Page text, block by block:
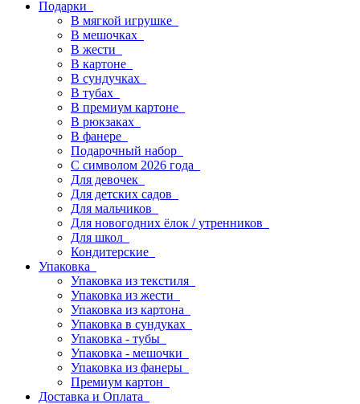
Подарки
В мягкой игрушке
В мешочках
В жести
В картоне
В сундучках
В тубах
В премиум картоне
В рюкзаках
В фанере
Подарочный набор
С символом 2026 года
Для девочек
Для детских садов
Для мальчиков
Для новогодних ёлок / утренников
Для школ
Кондитерские
Упаковка
Упаковка из текстиля
Упаковка из жести
Упаковка из картона
Упаковка в сундуках
Упаковка - тубы
Упаковка - мешочки
Упаковка из фанеры
Премиум картон
Доставка и Оплата